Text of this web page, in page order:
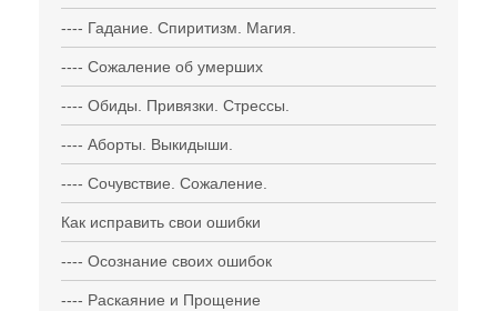
---- Гадание. Спиритизм. Магия.
---- Сожаление об умерших
---- Обиды. Привязки. Стрессы.
---- Аборты. Выкидыши.
---- Сочувствие. Сожаление.
Как исправить свои ошибки
---- Осознание своих ошибок
---- Раскаяние и Прощение